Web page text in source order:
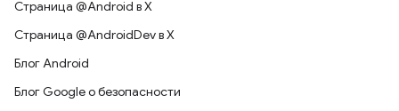
Страница @Android в X
Страница @AndroidDev в X
Блог Android
Блог Google о безопасности